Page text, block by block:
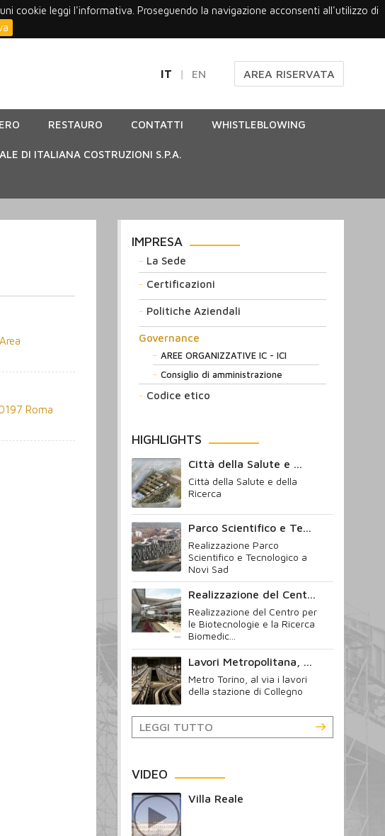
cookie leggi l'informativa. Proseguendo la navigazione acconsenti all'utilizzo di
IT EN AREA RISERVATA
RESTAURO CONTATTI WHISTLEBLOWING
DI ITALIANA COSTRUZIONI S.P.A.
Roma
IMPRESA
La Sede
Certificazioni
Politiche Aziendali
Governance
AREE ORGANIZZATIVE IC - ICI
Consiglio di amministrazione
Codice etico
HIGHLIGHTS
Città della Salute e ...
Città della Salute e della
Ricerca
Parco Scientifico e Te...
Realizzazione Parco
Scientifico e Tecnologico a
Novi Sad
Realizzazione del Cent...
Realizzazione del Centro per
le Biotecnologie e la Ricerca
Biomedic...
Lavori Metropolitana, ...
Metro Torino, al via i lavori
della stazione di Collegno
LEGGI TUTTO
VIDEO
Villa Reale